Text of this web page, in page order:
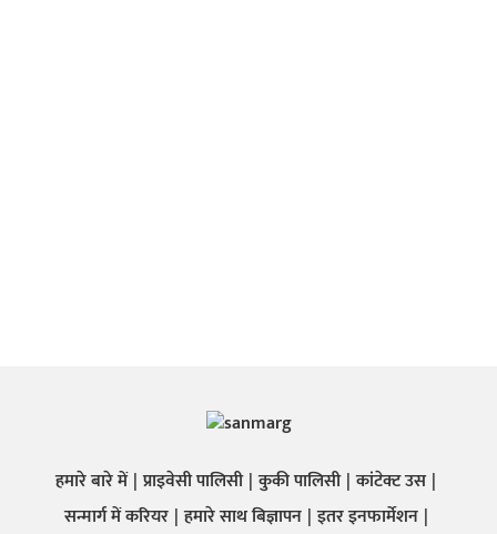
हमारे बारे में प्राइवेसी पालिसी कुकी पालिसी कांटेक्ट उस
सन्मार्ग में करियर हमारे साथ बिज्ञापन इतर इनफार्मेशन